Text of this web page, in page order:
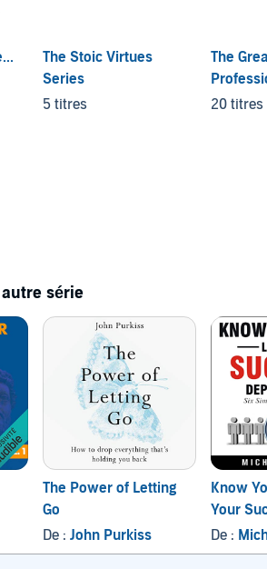
The Stoic Virtues
Series
5 titres
The
20 titres
autre série
The Power of Letting
Go
De : John Purkiss
Know
Your
on It
De :